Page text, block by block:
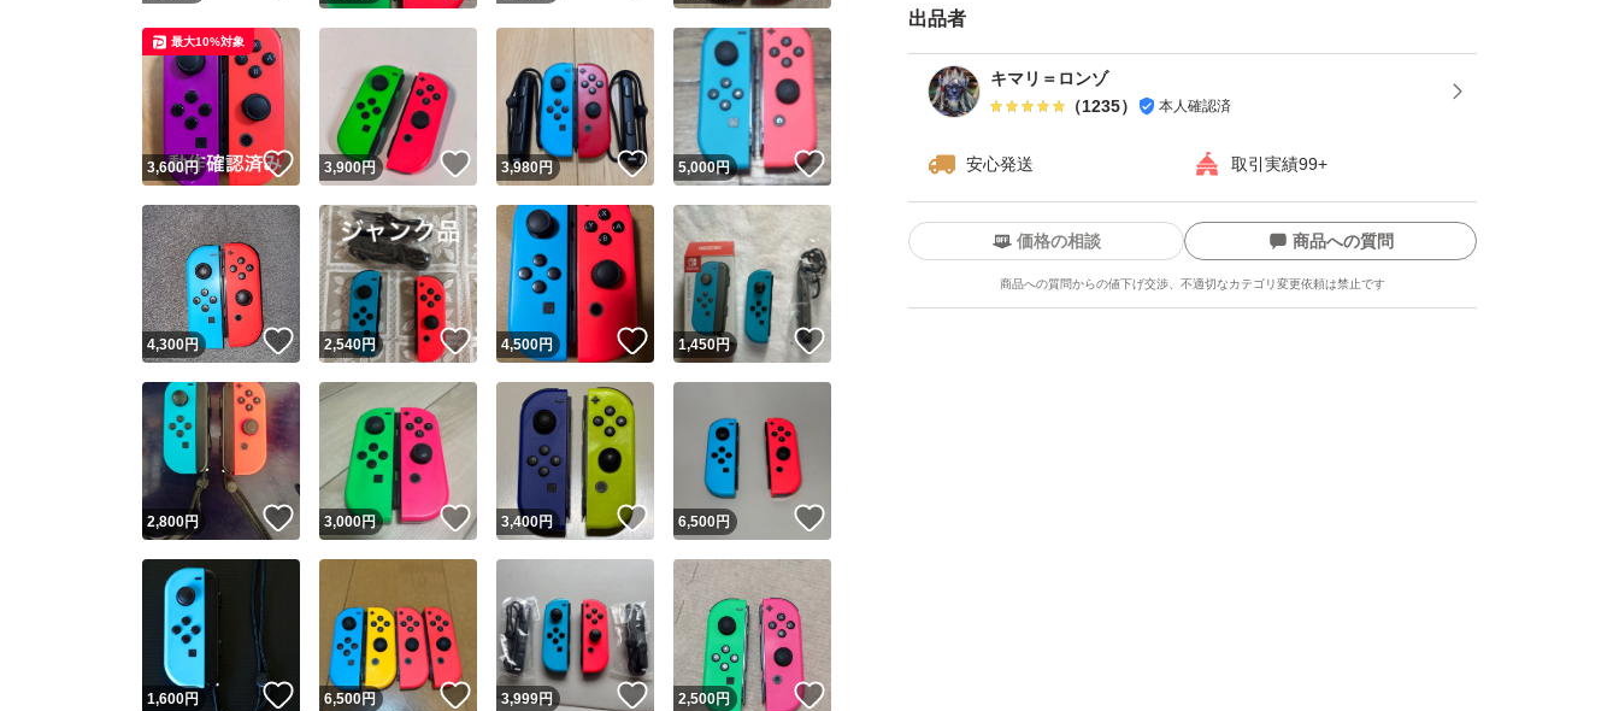
出品者
キマリ＝ロンゾ
（1235） 本人確認済
安心発送 取引実績99+
ユーザーの実績について
Yahoo!フリマが定めた一定の基準を満たしたユーザーにバッジを付与しています
安心取引出品者
安心取引出品者 Yahoo!フリマの基準をクリアした安心・安全なユーザーです
取引実績
取引実績◯+ このユーザーはYahoo!フリマの取引を完了させた実績があります
他フリマ実績◯+ このユーザーは他フリマサービスでの取引実績があります
価格の相談 商品への質問
商品への質問からの値下げ交渉、不適切なカテゴリ変更依頼は禁止です
この商品の情報をコピーします
商品画像の 無断転載は禁止されています
1商品につき1回 です
出品ページへ
3,600円 いいね！
最大10%対象
3,900円 いいね！
3,980円 いいね！
5,000円 いいね！
4,300円 いいね！
2,540円 いいね！
4,500円 いいね！
1,450円
2,800円 いいね！
3,000円 いいね！
3,400円 いいね！
6,500円
1,600円 いいね！
6,500円 いいね！
3,999円 いいね！
2,500円